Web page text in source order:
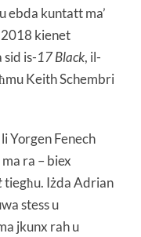
ebda kuntatt ma’
kienet
is-17 Black, il-
Keith Schembri
Yorgen Fenech
ra – biex
tiegħu. Iżda Adrian
stess u
jkunx rah u